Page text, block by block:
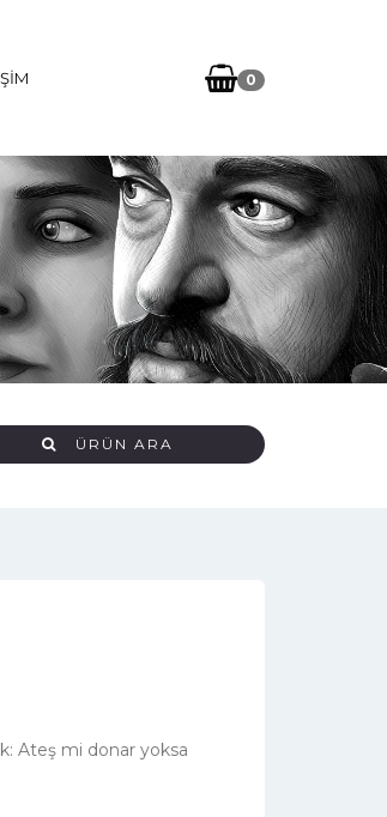
0
ÜRÜN ARA
Ateş mi donar yoksa